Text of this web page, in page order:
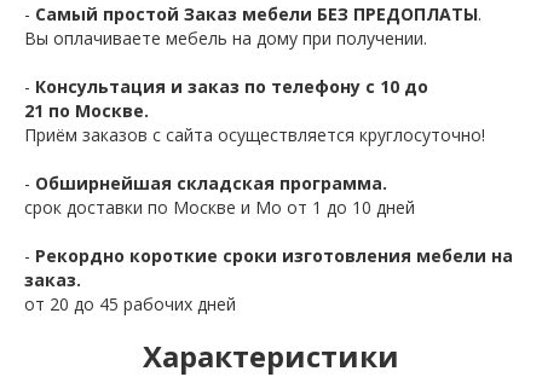
- Самый простой Заказ мебели БЕЗ ПРЕДОПЛАТЫ.
Вы оплачиваете мебель на дому при получении.
- Консультация и заказ по телефону с 10 до
21 по Москве.
Приём заказов с сайта осуществляется круглосуточно!
- Обширнейшая складская программа.
срок доставки по Москве и Мо от 1 до 10 дней
- Рекордно короткие сроки изготовления мебели на
заказ.
от 20 до 45 рабочих дней
Характеристики